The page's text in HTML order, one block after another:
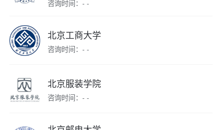
咨询时间：- -
北京工商大学
咨询时间：- -
北京服装学院
咨询时间：- -